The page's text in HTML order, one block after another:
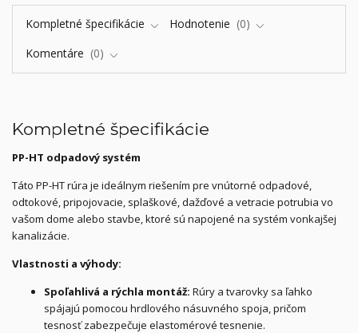
Kompletné špecifikácie Hodnotenie
0
Komentáre
0
Kompletné špecifikácie
PP-HT odpadový systém
Táto PP-HT rúra je ideálnym riešením pre vnútorné odpadové,
odtokové, pripojovacie, splaškové, dažďové a vetracie potrubia vo
vašom dome alebo stavbe, ktoré sú napojené na systém vonkajšej
kanalizácie.
Vlastnosti a výhody:
Spoľahlivá a rýchla montáž: Rúry a tvarovky sa ľahko
spájajú pomocou hrdlového násuvného spoja, pričom
tesnosť zabezpečuje elastomérové tesnenie.